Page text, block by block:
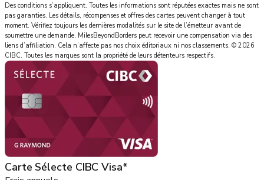
Des conditions s’appliquent. Toutes les informations sont réputées exactes mais ne sont
pas garanties. Les détails, récompenses et offres des cartes peuvent changer à tout
moment. Vérifiez toujours les dernières modalités sur le site de l’émetteur avant de
soumettre une demande. MilesBeyondBorders peut recevoir une compensation via des
liens d’affiliation. Cela n’affecte pas nos choix éditoriaux ni nos classements. © 2026
CIBC. Toutes les marques sont la propriété de leurs détenteurs respectifs.
Carte Sélecte CIBC Visa*